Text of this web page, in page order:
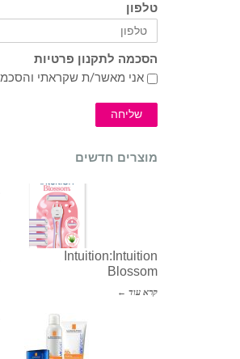
טלפון
הסכמה לתקנון פרטיות
אני מאשר/ת שקראתי
שליחה
מוצרים חדשים
Intuition:Intuition
Blossom
קרא עוד ←